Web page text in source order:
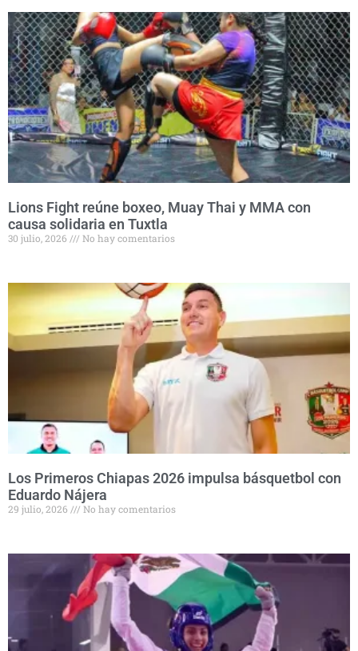
Lions Fight reúne boxeo, Muay Thai y MMA con
causa solidaria en Tuxtla
30 julio, 2026 No hay comentarios
Los Primeros Chiapas 2026 impulsa básquetbol con
Eduardo Nájera
29 julio, 2026 No hay comentarios